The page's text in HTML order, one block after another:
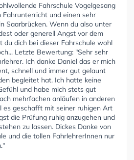
Fahrschule Vogelgesang
und einen sehr
Saarbrücken. Wenn du also unter
oder generell Angst vor dem
du dich bei dieser Fahrschule wohl
Letzte Bewertung: "Sehr sehr
Ich danke Daniel das er mich
schnell und immer gut gelaunt
begleitet hat. Ich hatte keine
und habe mich stets gut
mehrfachen anläufen in anderen
es geschafft mit seiner ruhigen Art
die Prüfung ruhig anzugehen und
zu lassen. Dickes Danke von
und die tollen FahrlehrerInnen nur